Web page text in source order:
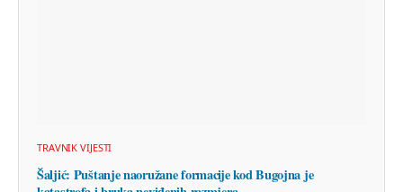
TRAVNIK VIJESTI
Šaljić: Puštanje naoružane formacije kod Bugojna je